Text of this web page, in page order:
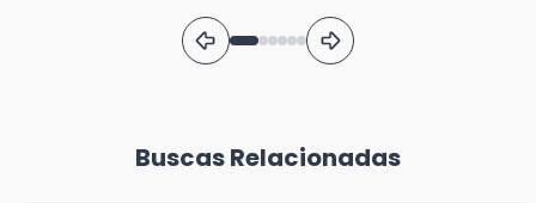
Buscas Relacionadas